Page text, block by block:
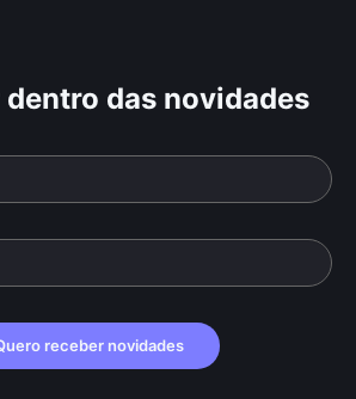
dentro das novidades
receber novidades